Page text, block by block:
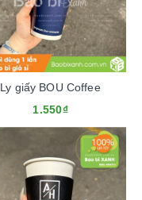
Ly giấy BOU Coffee
1.550₫